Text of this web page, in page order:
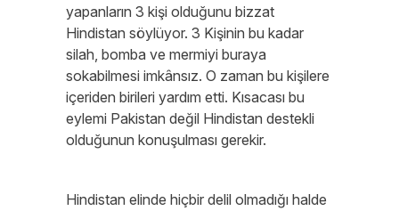
yapanların 3 kişi olduğunu bizzat
Hindistan söylüyor. 3 Kişinin bu kadar
silah, bomba ve mermiyi buraya
sokabilmesi imkânsız. O zaman bu kişilere
içeriden birileri yardım etti. Kısacası bu
eylemi Pakistan değil Hindistan destekli
olduğunun konuşulması gerekir.
Hindistan elinde hiçbir delil olmadığı halde